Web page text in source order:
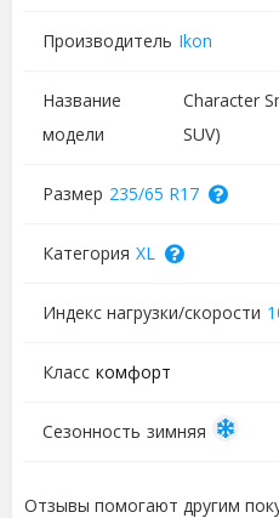
Производитель Ikon
Название
модели
Character
SUV)
Размер 235/65 R17
Категория XL
Индекс нагрузки/скорости
Класс комфорт
Сезонность зимняя
Отзывы помогают другим